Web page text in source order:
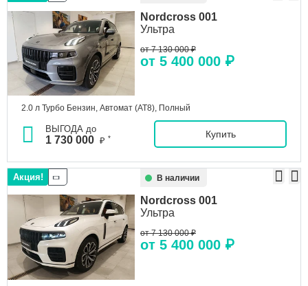
Nordcross 001
Ультра
от 7 130 000 ₽
от 5 400 000 ₽
2.0 л Турбо Бензин, Автомат (AT8), Полный
ВЫГОДА до
1 730 000 ₽ * Купить
Акция! В наличии
Nordcross 001
Ультра
от 7 130 000 ₽
от 5 400 000 ₽